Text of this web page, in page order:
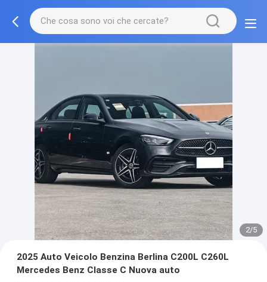
2/5
2025 Auto Veicolo Benzina Berlina C200L C260L
Mercedes Benz Classe C Nuova auto